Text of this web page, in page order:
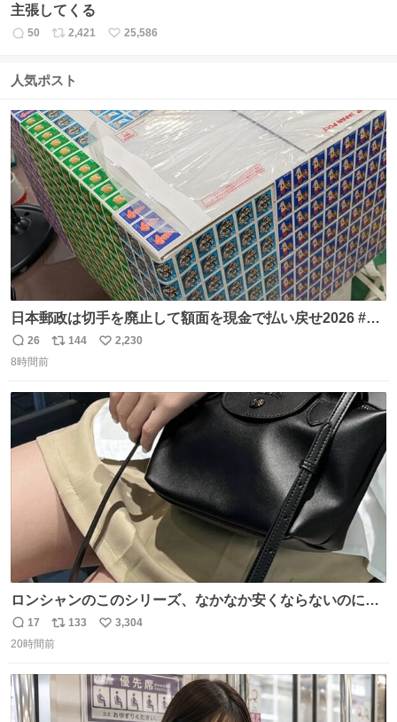
主張してくる
返
数
50
リ
ス
数
2,421
い
25,586
人気ポスト
日本郵政は切手を廃止して額面を現金で払い戻せ2026 #日
本郵政 @JapanPostHD_PR
返
信
26
リ
ト
144
い
数
2,230
8時間前
ロンシャンのこのシリーズ、なかなか安くならないのにセ
ール価格になってる🖤✨レザーなのが反則級にかわいい。
持ってるだけでコーデが格上げされる。
返
信
17
リ
ポ
数
133
い
数
3,304
20時間前